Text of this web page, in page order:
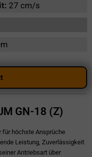
27 cm/s
GN-18 (Z)
für höchste Ansprüche
Leistung, Zuverlässigkeit
Antriebsart über